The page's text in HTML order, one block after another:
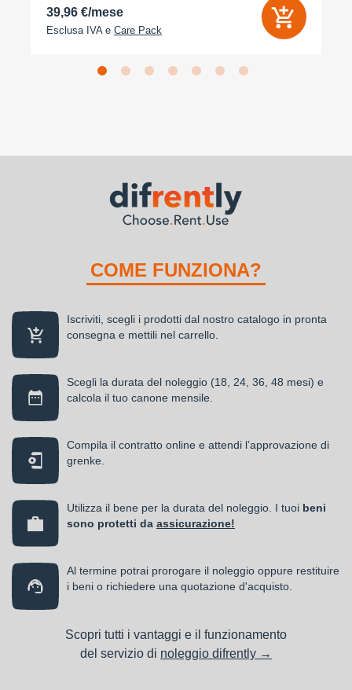
39,96 €/mese
Esclusa IVA e Care Pack
COME FUNZIONA?
Iscriviti, scegli i prodotti dal nostro catalogo in pronta
consegna e mettili nel carrello.
Scegli la durata del noleggio (18, 24, 36, 48 mesi) e
calcola il tuo canone mensile.
Compila il contratto online e attendi l’approvazione di
grenke.
Utilizza il bene per la durata del noleggio. I tuoi beni
sono protetti da assicurazione!
Al termine potrai prorogare il noleggio oppure restituire
i beni o richiedere una quotazione d'acquisto.
Scopri tutti i vantaggi e il funzionamento
del servizio di noleggio difrently →